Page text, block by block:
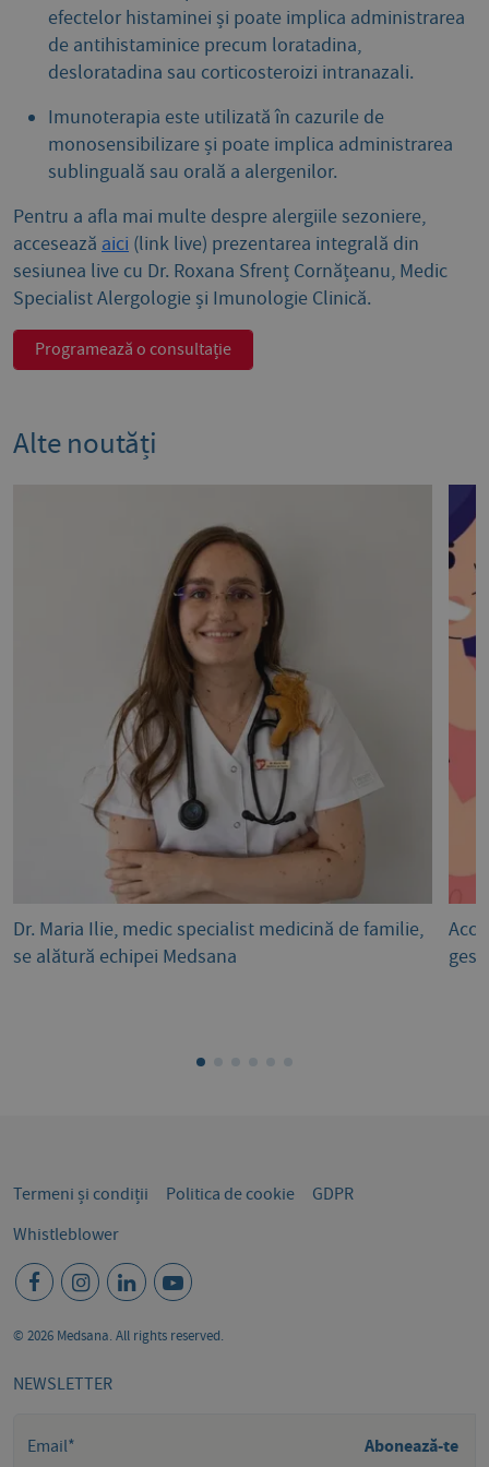
efectelor histaminei și poate implica administrarea
de antihistaminice precum loratadina,
desloratadina sau corticosteroizi intranazali.
Imunoterapia este utilizată în cazurile de
monosensibilizare și poate implica administrarea
sublinguală sau orală a alergenilor.
Pentru a afla mai multe despre alergiile sezoniere,
accesează aici (link live) prezentarea integrală din
sesiunea live cu Dr. Roxana Sfrenț Cornățeanu, Medic
Specialist Alergologie și Imunologie Clinică.
Programează o consultație
Alte noutăți
Dr. Maria Ilie, medic specialist medicină de familie,
se alătură echipei Medsana
Termeni și condiții Politica de cookie
GDPR
Whistleblower
© 2026 Medsana. All rights reserved.
NEWSLETTER
Abonează-te